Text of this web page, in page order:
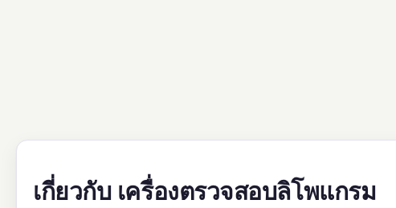
เกี่ยวกับ เครื่องตรวจสอบลิโพแกรม